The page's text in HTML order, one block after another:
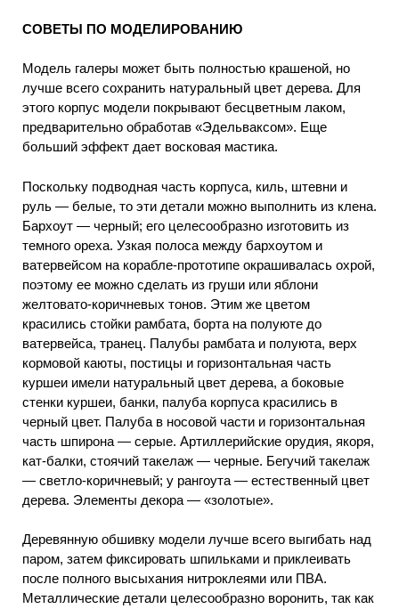
СОВЕТЫ ПО МОДЕЛИРОВАНИЮ
Модель галеры может быть полностью крашеной, но
лучше всего сохранить натуральный цвет дерева. Для
этого корпус модели покрывают бесцветным лаком,
предварительно обработав «Эдельваксом». Еще
больший эффект дает восковая мастика.
Поскольку подводная часть корпуса, киль, штевни и
руль — белые, то эти детали можно выполнить из клена.
Бархоут — черный; его целесообразно изготовить из
темного ореха. Узкая полоса между бархоутом и
ватервейсом на корабле-прототипе окрашивалась охрой,
поэтому ее можно сделать из груши или яблони
желтовато-коричневых тонов. Этим же цветом
красились стойки рамбата, борта на полуюте до
ватервейса, транец. Палубы рамбата и полуюта, верх
кормовой каюты, постицы и горизонтальная часть
куршеи имели натуральный цвет дерева, а боковые
стенки куршеи, банки, палуба корпуса красились в
черный цвет. Палуба в носовой части и горизонтальная
часть шпирона — серые. Артиллерийские орудия, якоря,
кат-балки, стоячий такелаж — черные. Бегучий такелаж
— светло-коричневый; у рангоута — естественный цвет
дерева. Элементы декора — «золотые».
Деревянную обшивку модели лучше всего выгибать над
паром, затем фиксировать шпильками и приклеивать
после полного высыхания нитроклеями или ПВА.
Металлические детали целесообразно воронить, так как